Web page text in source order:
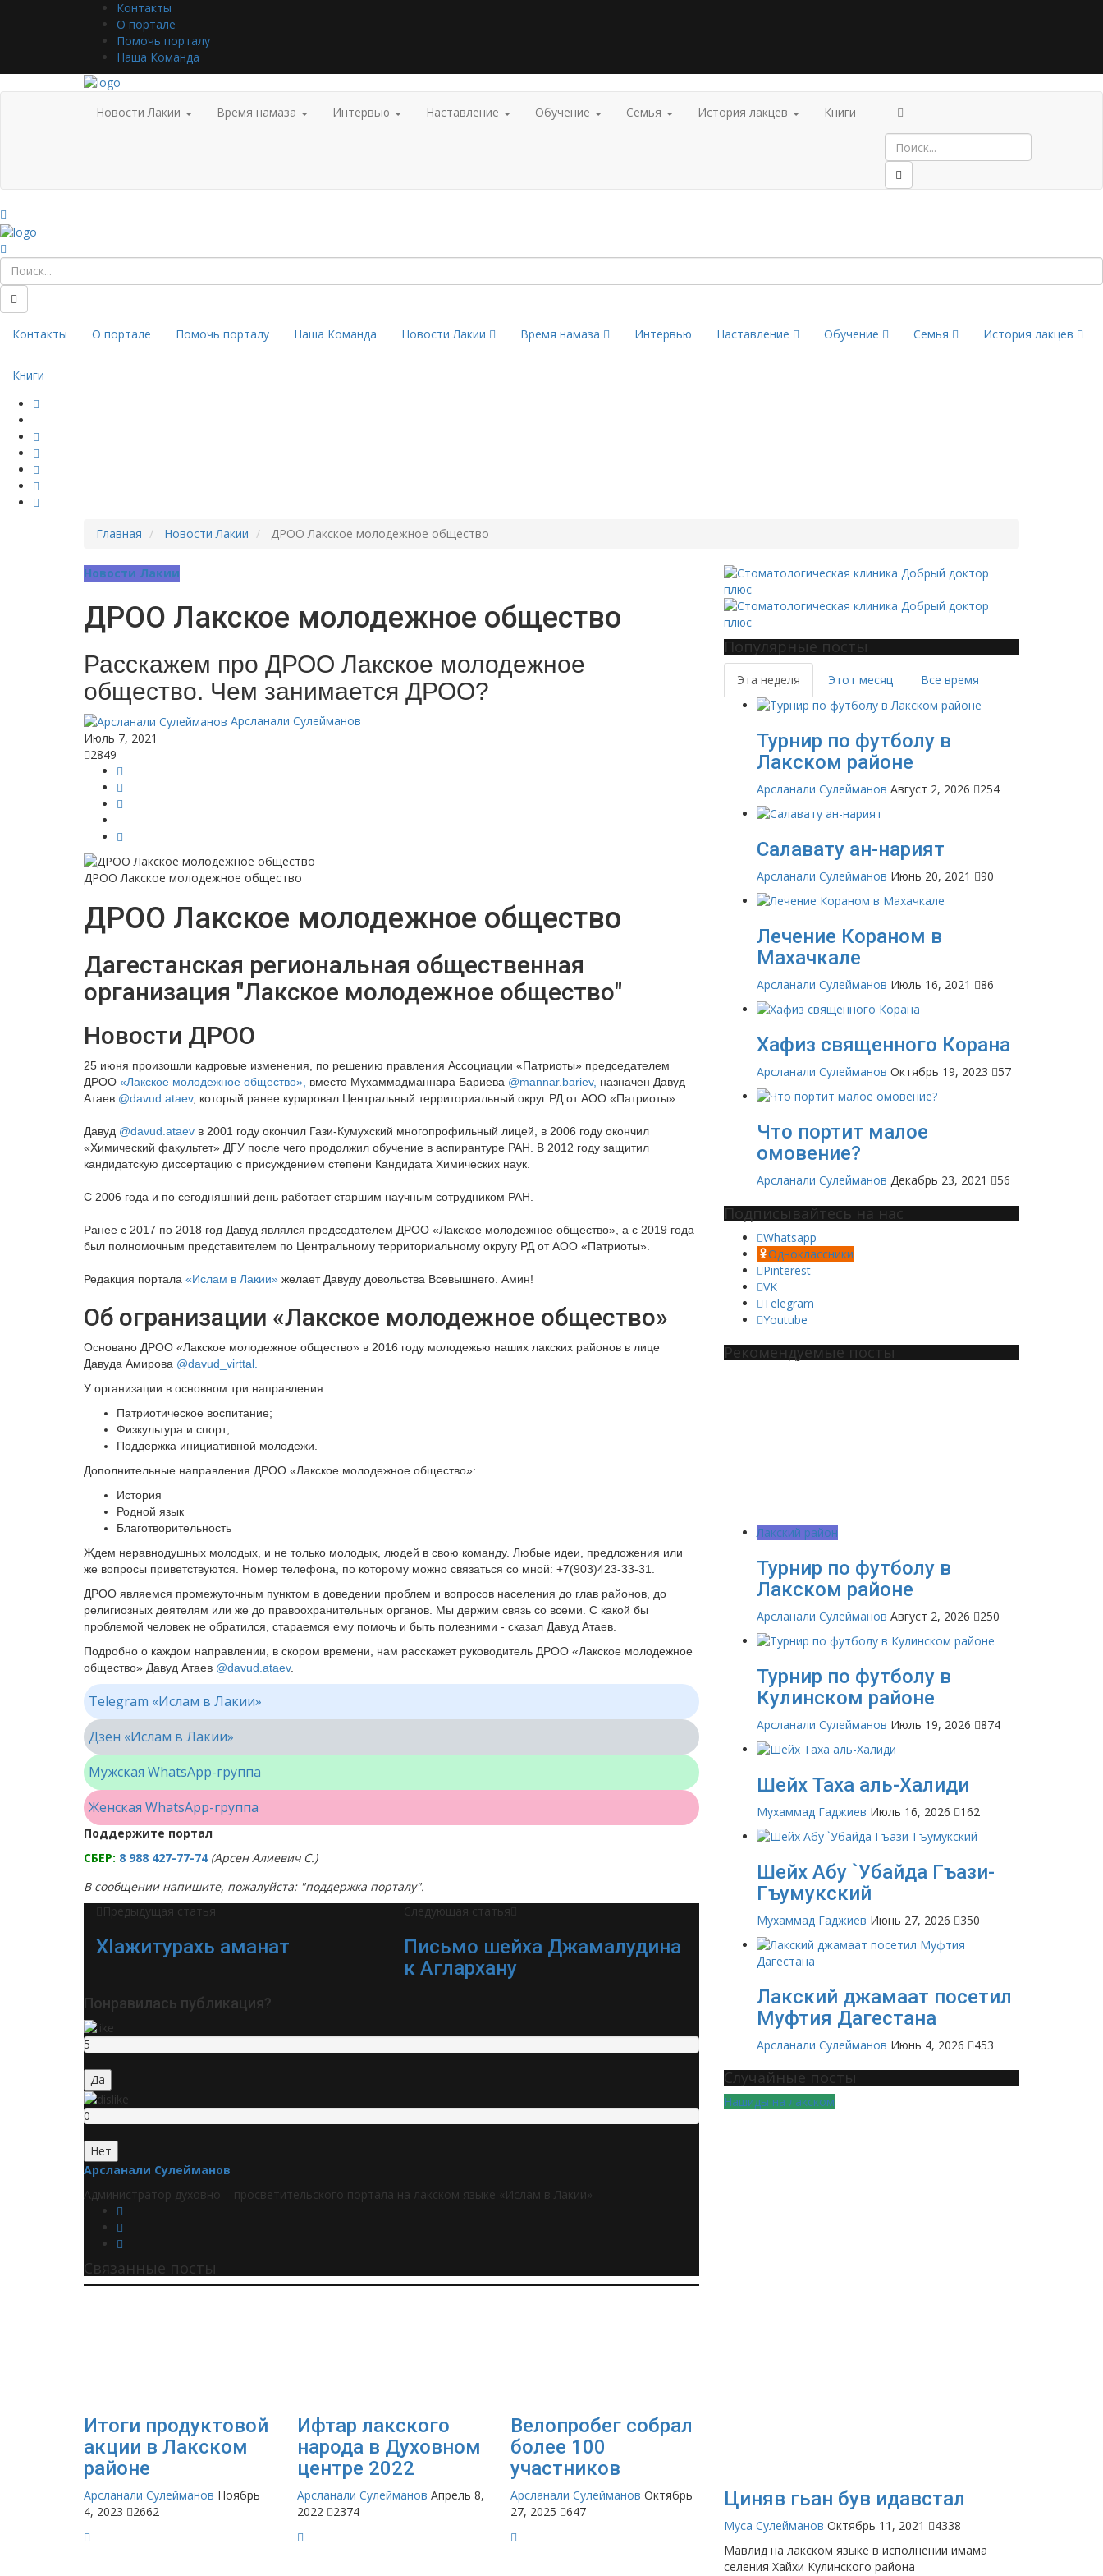
Контакты
О портале
Помочь порталу
Наша Команда
Новости Лакии Время намаза Интервью Наставление Обучение Семья История лакцев Книги
Контакты О портале Помочь порталу Наша Команда Новости Лакии Время намаза Интервью Наставление Обучение Семья История лакцев
Книги
Главная Новости Лакии ДРОО Лакское молодежное общество
Новости Лакии
ДРОО Лакское молодежное общество
Расскажем про ДРОО Лакское молодежное
общество. Чем занимается ДРОО?
Арсланали Сулейманов
Июль 7, 2021
2849
ДРОО Лакское молодежное общество
ДРОО Лакское молодежное общество
Дагестанская региональная общественная
организация "Лакское молодежное общество"
Новости ДРОО
25 июня произошли кадровые изменения, по решению правления Ассоциации «Патриоты» председателем
ДРОО «Лакское молодежное общество», вместо Мухаммадманнара Бариева @mannar.bariev, назначен Давуд
Атаев @davud.ataev, который ранее курировал Центральный территориальный округ РД от АОО «Патриоты».
Давуд @davud.ataev в 2001 году окончил Гази-Кумухский многопрофильный лицей, в 2006 году окончил
«Химический факультет» ДГУ после чего продолжил обучение в аспирантуре РАН. В 2012 году защитил
кандидатскую диссертацию с присуждением степени Кандидата Химических наук.
С 2006 года и по сегодняшний день работает старшим научным сотрудником РАН.
Ранее с 2017 по 2018 год Давуд являлся председателем ДРОО «Лакское молодежное общество», а с 2019 года
был полномочным представителем по Центральному территориальному округу РД от АОО «Патриоты».
Редакция портала «Ислам в Лакии» желает Давуду довольства Всевышнего. Амин!
Об огранизации «Лакское молодежное общество»
Основано ДРОО «Лакское молодежное общество» в 2016 году молодежью наших лакских районов в лице
Давуда Амирова @davud_virttal.
У организации в основном три направления:
Патриотическое воспитание;
Физкультура и спорт;
Поддержка инициативной молодежи.
Дополнительные направления ДРОО «Лакское молодежное общество»:
История
Родной язык
Благотворительность
Ждем неравнодушных молодых, и не только молодых, людей в свою команду. Любые идеи, предложения или
же вопросы приветствуются. Номер телефона, по которому можно связаться со мной: +7(903)423-33-31.
ДРОО являемся промежуточным пунктом в доведении проблем и вопросов населения до глав районов, до
религиозных деятелям или же до правоохранительных органов. Мы держим связь со всеми. С какой бы
проблемой человек не обратился, стараемся ему помочь и быть полезними - сказал Давуд Атаев.
Подробно о каждом направлении, в скором времени, нам расскажет руководитель ДРОО «Лакское молодежное
общество» Давуд Атаев @davud.ataev.
Telegram «Ислам в Лакии»
Дзен «Ислам в Лакии»
Мужская WhatsApp-группа
Женская WhatsApp-группа
Поддержите портал
СБЕР: 8 988 427-77-74 (Арсен Алиевич С.)
В сообщении напишите, пожалуйста: "поддержка порталу".
Предыдущая статья
ХIажитурахь аманат
Следующая статья
Письмо шейха Джамалудина
к Аглархану
Понравилась публикация?
5
Да
0
Нет
Арсланали Сулейманов
Администратор духовно – просветительского портала на лакском языке «Ислам в Лакии»
Связанные посты
Итоги продуктовой
акции в Лакском
районе
Арсланали Сулейманов Ноябрь
4, 2023
2662
Ифтар лакского
народа в Духовном
центре 2022
Арсланали Сулейманов Апрель 8,
2022
2374
Велопробег собрал
более 100
участников
Арсланали Сулейманов Октябрь
27, 2025
647
Популярные посты
Эта неделя Этот месяц Все время
Турнир по футболу в
Лакском районе
Арсланали Сулейманов Август 2, 2026 254
Салавату ан-нарият
Арсланали Сулейманов Июнь 20, 2021 90
Лечение Кораном в
Махачкале
Арсланали Сулейманов Июль 16, 2021 86
Хафиз священного Корана
Арсланали Сулейманов Октябрь 19, 2023 57
Что портит малое
омовение?
Арсланали Сулейманов Декабрь 23, 2021 56
Подписывайтесь на нас
Whatsapp
Одноклассники
Pinterest
VK
Telegram
Youtube
Рекомендуемые посты
Лакский район
Турнир по футболу в
Лакском районе
Арсланали Сулейманов Август 2, 2026 250
Турнир по футболу в
Кулинском районе
Арсланали Сулейманов Июль 19, 2026 874
Шейх Таха аль-Халиди
Мухаммад Гаджиев Июль 16, 2026 162
Шейх Абу `Убайда Гъази-
Гъумукский
Мухаммад Гаджиев Июнь 27, 2026 350
Лакский джамаат посетил
Муфтия Дагестана
Арсланали Сулейманов Июнь 4, 2026 453
Случайные посты
Нашиды на лакском
Циняв гьан був идавстал
Муса Сулейманов Октябрь 11, 2021
4338
Мавлид на лакском языке в исполнении имама
селения Хайхи Кулинского района